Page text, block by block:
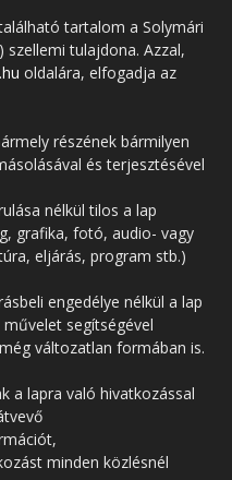
tartalom a Solymári
szellemi tulajdona. Azzal,
oldalára, elfogadja az
részének bármilyen
és terjesztésével
nélkül tilos a lap
grafika, fotó, audio- vagy
eljárás, program stb.)
engedélye nélkül a lap
segítségével
változatlan formában is.
a lapra való hivatkozással
minden közlésnél